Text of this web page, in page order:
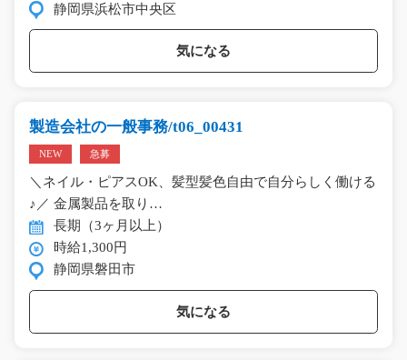
静岡県浜松市中央区
気になる
製造会社の一般事務/t06_00431
NEW 急募
＼ネイル・ピアスOK、髪型髪色自由で自分らしく働ける
♪／ 金属製品を取り…
長期（3ヶ月以上）
時給1,300円
静岡県磐田市
気になる